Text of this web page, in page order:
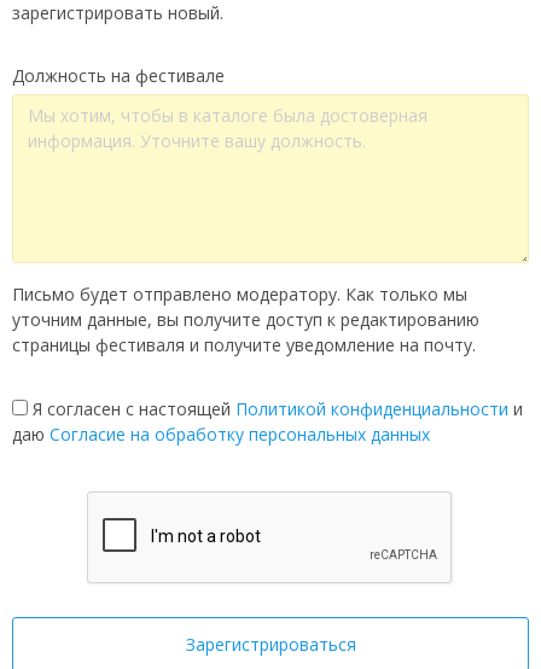
зарегистрировать новый.
Должность на фестивале
Письмо будет отправлено модератору. Как только мы
уточним данные, вы получите доступ к редактированию
страницы фестиваля и получите уведомление на почту.
Я согласен с настоящей Политикой конфиденциальности и
даю Согласие на обработку персональных данных